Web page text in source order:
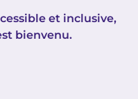
et inclusive,
bienvenu.